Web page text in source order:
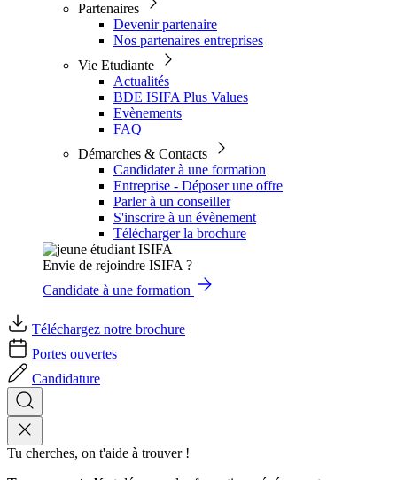
Partenaires
Devenir partenaire
Nos partenaires entreprises
Vie Etudiante
Actualités
BDE ISIFA Plus Values
Evènements
FAQ
Démarches & Contacts
Candidater à une formation
Entreprise - Déposer une offre
Parler à un conseiller
S'inscrire à un évènement
Télécharger la brochure
Envie de rejoindre ISIFA ?
Candidate à une formation
Téléchargez notre brochure
Portes ouvertes
Candidature
Tu cherches, on t'aide à trouver !